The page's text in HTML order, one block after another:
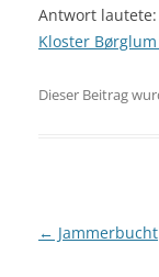
Antwort lautete:
Kloster
Dieser Beitrag
← Jammerbucht